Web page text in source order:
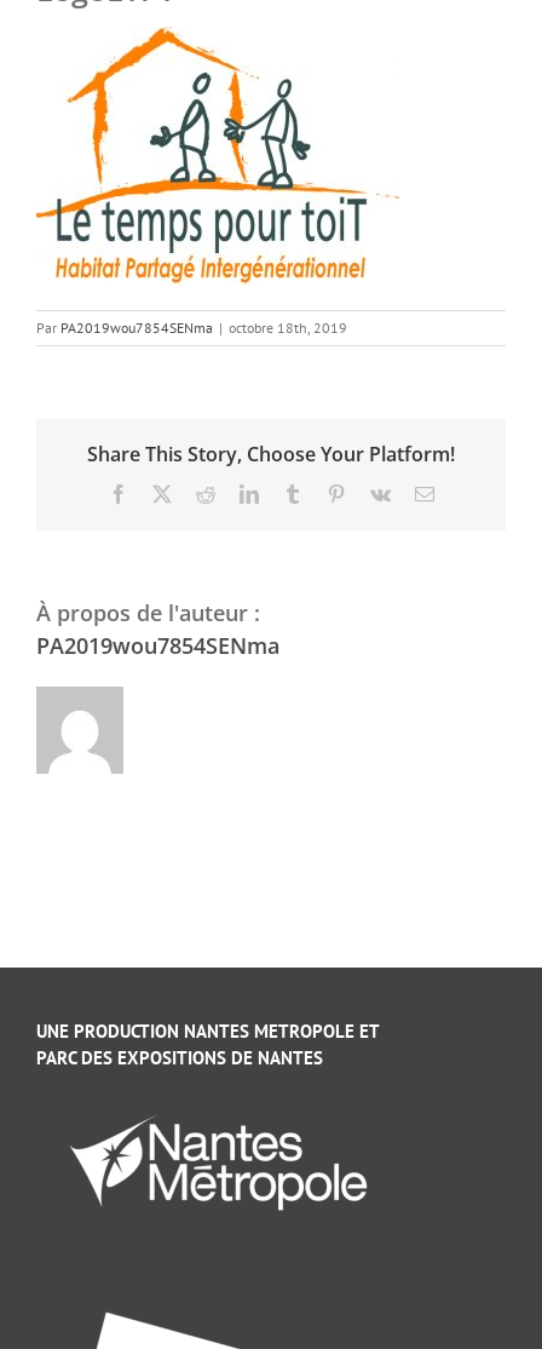
Par PA2019wou7854SENma | octobre 18th, 2019
Share This Story, Choose Your Platform!
Facebook RedditLinkedInTumblr Pinterest
Vk Email
À propos de l'auteur :
PA2019wou7854SENma
UNE PRODUCTION NANTES METROPOLE ET
PARC DES EXPOSITIONS DE NANTES